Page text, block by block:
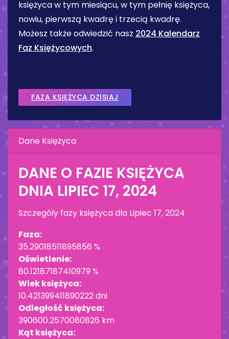
księżyca w tym miesiącu, w tym pełnię księżyca,
nowiu, pierwszą kwadrę i trzecią kwadrę.
Możesz także odwiedzić nasz 2024 Kalendarz
Faz Księżycowych.
FAZA KSIĘŻYCA DZISIAJ
Dane Księżyca
DANE O FAZIE KSIĘŻYCA
DNIA LIPIEC 17, 2024
Szczegóły fazy księżyca dla Lipiec 17, 2024
Faza:
35.29018511895856 %
Oświetlenie:
80.12187187410979 %
Wiek księżyca:
10.421399411890222 dni
Odległość księżyca:
390600.2570080826 km
Kąt księżyca: